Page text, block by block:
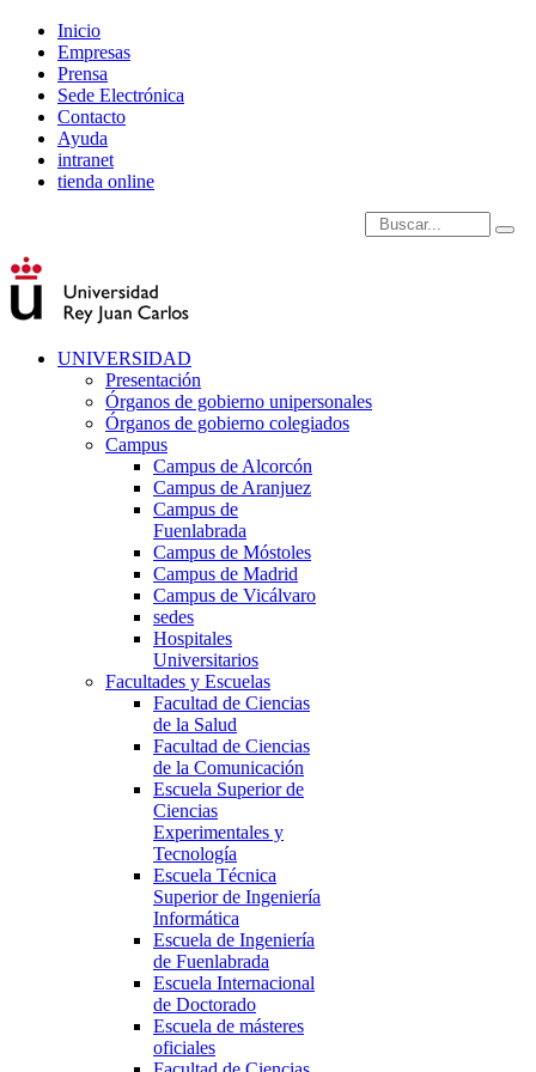
Inicio
Empresas
Prensa
Sede Electrónica
Contacto
Ayuda
intranet
tienda online
Introduce términos de
UNIVERSIDAD
Presentación
Órganos de gobierno unipersonales
Órganos de gobierno colegiados
Campus
Campus de Alcorcón
Campus de Aranjuez
Campus de
Fuenlabrada
Campus de Móstoles
Campus de Madrid
Campus de Vicálvaro
sedes
Hospitales
Universitarios
Facultades y Escuelas
Facultad de Ciencias
de la Salud
Facultad de Ciencias
de la Comunicación
Escuela Superior de
Ciencias
Experimentales y
Tecnología
Escuela Técnica
Superior de Ingeniería
Informática
Escuela de Ingeniería
de Fuenlabrada
Escuela Internacional
de Doctorado
Escuela de másteres
oficiales